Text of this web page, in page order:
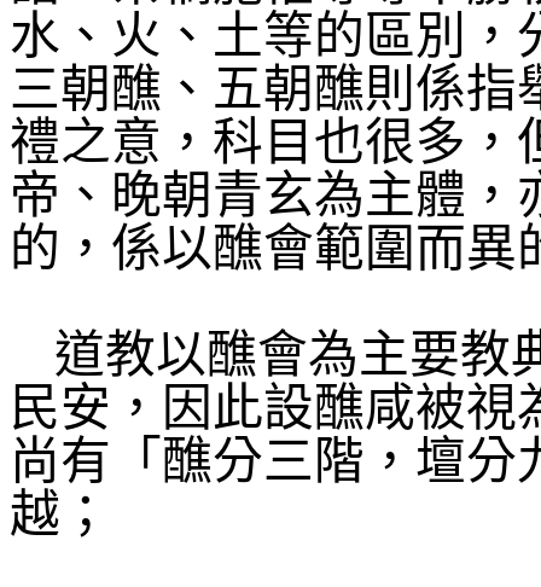
水、火、土等的區別，
三朝醮、五朝醮則係指
禮之意，科目也很多，
帝、晚朝青玄為主體
的，係以醮會範圍而異
道教以醮會為主要教
民安，因此設醮咸被
尚有「醮分三階，壇
越；